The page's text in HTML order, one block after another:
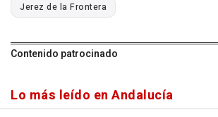
Jerez de la Frontera
Contenido patrocinado
Lo más leído en Andalucía